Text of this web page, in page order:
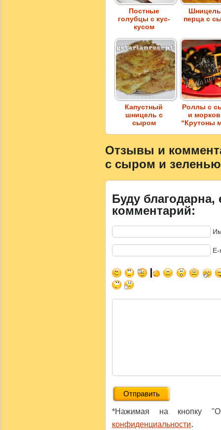
Постные
голубцы с кус-
кусом
перца с
Капустный
шницель с
сыром
Роллы с
и
“Крутоны
Отзывы и
с сыром и
Буду благодарна,
комментарий:
*Нажимая на кнопку
конфиденциальности.